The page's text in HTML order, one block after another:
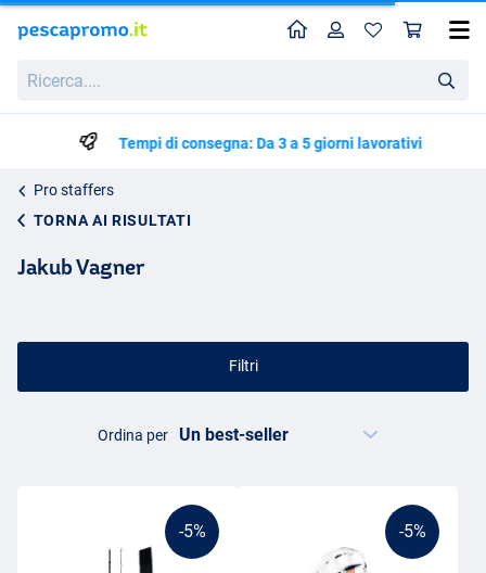
HomeProfilo
Tempi di consegna: Da 3 a 5 giorni lavorativi
Pro staffers
TORNA AI RISULTATI
Jakub Vagner
Filtri
Ordina per
-5% -5%